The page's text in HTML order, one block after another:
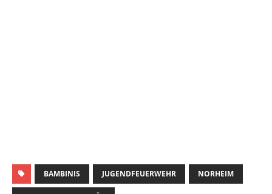
BAMBINIS JUGENDFEUERWEHR NORHEIM